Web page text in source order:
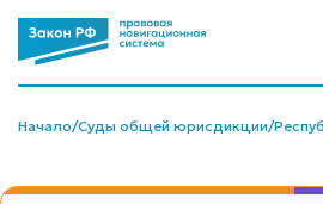
Начало/Суды общей юрисдикции/